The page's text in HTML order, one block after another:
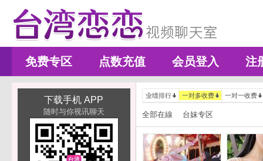
免费专区 点数充值 会员登入 注
下载手机 APP
随时与你视讯聊天
业绩排行 一对多收费 一对一收费
全部在線 台妹专区